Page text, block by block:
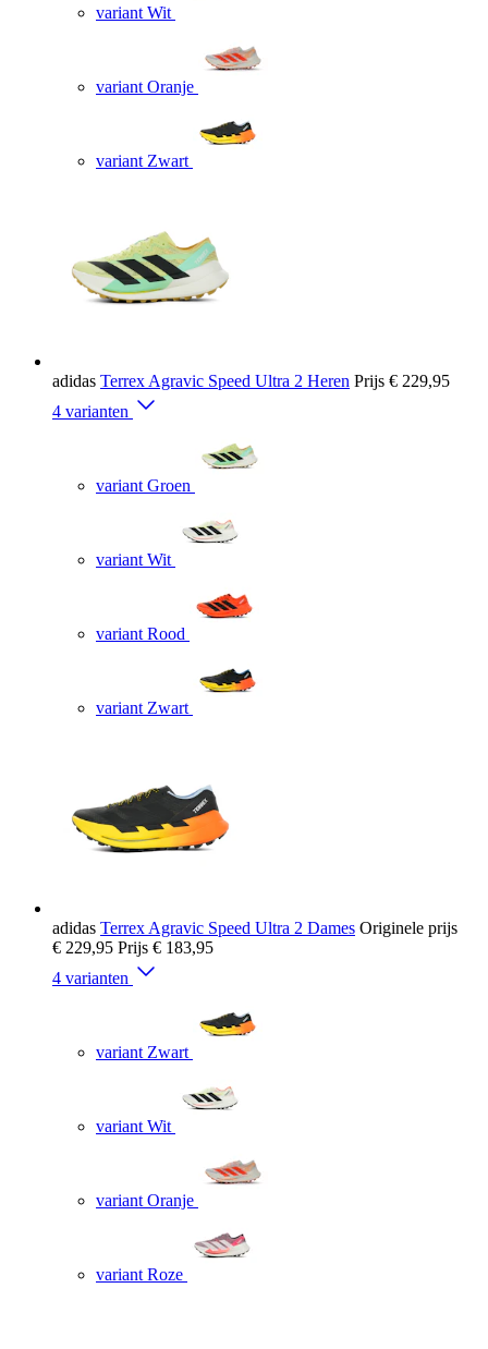
variant Wit
variant Oranje
variant Zwart
adidas Terrex Agravic Speed Ultra 2 Heren Prijs € 229,95
4 varianten
variant Groen
variant Wit
variant Rood
variant Zwart
adidas Terrex Agravic Speed Ultra 2 Dames Originele prijs
€ 229,95 Prijs € 183,95
4 varianten
variant Zwart
variant Wit
variant Oranje
variant Roze